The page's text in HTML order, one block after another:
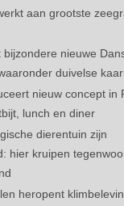
aan grootste
bijzondere nieuwe
duivelse
nieuw concept in
lunch en diner
dierentuin zijn
hier kruipen
heropent